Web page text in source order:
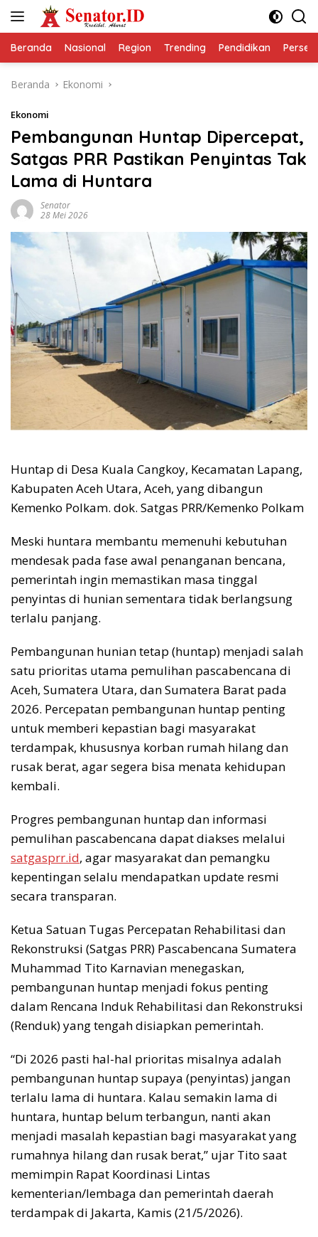
Beranda Nasional Region Trending Pendidikan
Beranda Ekonomi
Ekonomi
Pembangunan Huntap Dipercepat,
Satgas PRR Pastikan Penyintas Tak
Lama di Huntara
Senator
28 Mei 2026
Huntap di Desa Kuala Cangkoy, Kecamatan Lapang,
Kabupaten Aceh Utara, Aceh, yang dibangun
Kemenko Polkam. dok. Satgas PRR/Kemenko Polkam
Meski huntara membantu memenuhi kebutuhan
mendesak pada fase awal penanganan bencana,
pemerintah ingin memastikan masa tinggal
penyintas di hunian sementara tidak berlangsung
terlalu panjang.
Pembangunan hunian tetap (huntap) menjadi salah
satu prioritas utama pemulihan pascabencana di
Aceh, Sumatera Utara, dan Sumatera Barat pada
2026. Percepatan pembangunan huntap penting
untuk memberi kepastian bagi masyarakat
terdampak, khususnya korban rumah hilang dan
rusak berat, agar segera bisa menata kehidupan
kembali.
Progres pembangunan huntap dan informasi
pemulihan pascabencana dapat diakses melalui
satgasprr.id, agar masyarakat dan pemangku
kepentingan selalu mendapatkan update resmi
secara transparan.
Ketua Satuan Tugas Percepatan Rehabilitasi dan
Rekonstruksi (Satgas PRR) Pascabencana Sumatera
Muhammad Tito Karnavian menegaskan,
pembangunan huntap menjadi fokus penting
dalam Rencana Induk Rehabilitasi dan Rekonstruksi
(Renduk) yang tengah disiapkan pemerintah.
“Di 2026 pasti hal-hal prioritas misalnya adalah
pembangunan huntap supaya (penyintas) jangan
terlalu lama di huntara. Kalau semakin lama di
huntara, huntap belum terbangun, nanti akan
menjadi masalah kepastian bagi masyarakat yang
rumahnya hilang dan rusak berat,” ujar Tito saat
memimpin Rapat Koordinasi Lintas
kementerian/lembaga dan pemerintah daerah
terdampak di Jakarta, Kamis (21/5/2026).